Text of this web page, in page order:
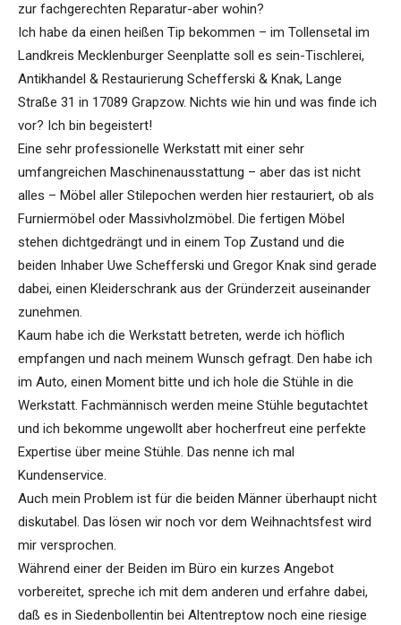
zur fachgerechten Reparatur-aber wohin?
Ich habe da einen heißen Tip bekommen – im Tollensetal im
Landkreis Mecklenburger Seenplatte soll es sein-Tischlerei,
Antikhandel & Restaurierung Schefferski & Knak, Lange
Straße 31 in 17089 Grapzow. Nichts wie hin und was finde ich
vor? Ich bin begeistert!
Eine sehr professionelle Werkstatt mit einer sehr
umfangreichen Maschinenausstattung – aber das ist nicht
alles – Möbel aller Stilepochen werden hier restauriert, ob als
Furniermöbel oder Massivholzmöbel. Die fertigen Möbel
stehen dichtgedrängt und in einem Top Zustand und die
beiden Inhaber Uwe Schefferski und Gregor Knak sind gerade
dabei, einen Kleiderschrank aus der Gründerzeit auseinander
zunehmen.
Kaum habe ich die Werkstatt betreten, werde ich höflich
empfangen und nach meinem Wunsch gefragt. Den habe ich
im Auto, einen Moment bitte und ich hole die Stühle in die
Werkstatt. Fachmännisch werden meine Stühle begutachtet
und ich bekomme ungewollt aber hocherfreut eine perfekte
Expertise über meine Stühle. Das nenne ich mal
Kundenservice.
Auch mein Problem ist für die beiden Männer überhaupt nicht
diskutabel. Das lösen wir noch vor dem Weihnachtsfest wird
mir versprochen.
Während einer der Beiden im Büro ein kurzes Angebot
vorbereitet, spreche ich mit dem anderen und erfahre dabei,
daß es in Siedenbollentin bei Altentreptow noch eine riesige